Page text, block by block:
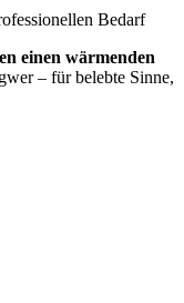
Bedarf
einen wärmenden
– für belebte Sinne,